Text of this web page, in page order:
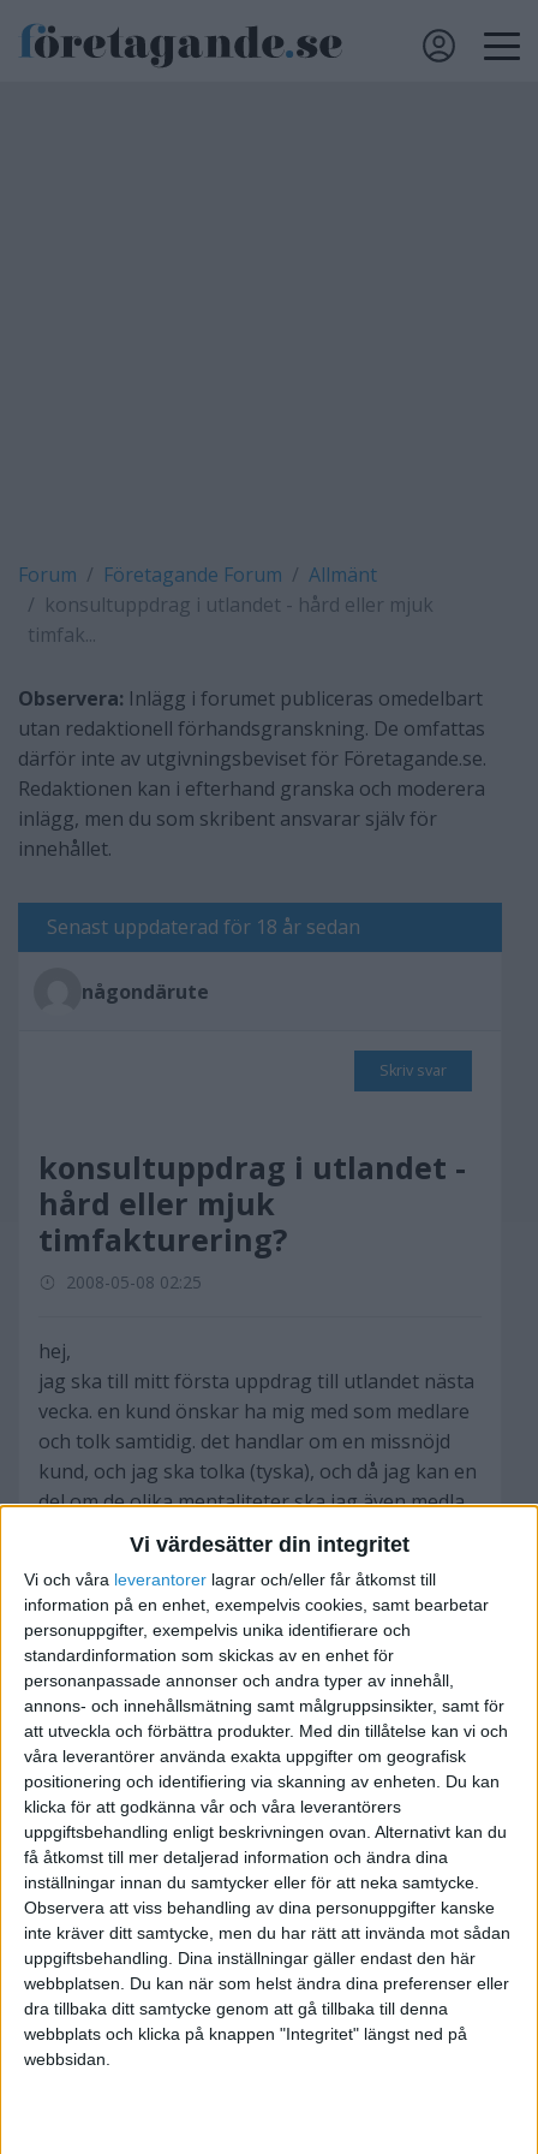
Vi värdesätter din integritet
Vi och våra leverantorer lagrar och/eller får åtkomst till
information på en enhet, exempelvis cookies, samt bearbetar
personuppgifter, exempelvis unika identifierare och
standardinformation som skickas av en enhet för
personanpassade annonser och andra typer av innehåll,
annons- och innehållsmätning samt målgruppsinsikter, samt för
att utveckla och förbättra produkter. Med din tillåtelse kan vi och
våra leverantörer använda exakta uppgifter om geografisk
positionering och identifiering via skanning av enheten. Du kan
klicka för att godkänna vår och våra leverantörers
uppgiftsbehandling enligt beskrivningen ovan. Alternativt kan du
få åtkomst till mer detaljerad information och ändra dina
inställningar innan du samtycker eller för att neka samtycke.
Observera att viss behandling av dina personuppgifter kanske
inte kräver ditt samtycke, men du har rätt att invända mot sådan
uppgiftsbehandling. Dina inställningar gäller endast den här
webbplatsen. Du kan när som helst ändra dina preferenser eller
dra tillbaka ditt samtycke genom att gå tillbaka till denna
webbplats och klicka på knappen "Integritet" längst ned på
webbsidan.
Forum Företagande Forum
Allmänt
konsultuppdrag i utlandet - hård eller mjuk
timfak...
Observera: Inlägg i forumet publiceras omedelbart
utan redaktionell förhandsgranskning. De omfattas
därför inte av utgivningsbeviset för Företagande.se.
Redaktionen kan i efterhand granska och moderera
inlägg, men du som skribent ansvarar själv för
innehållet.
Senast uppdaterad för 18 år sedan
någondärute
Skriv svar
konsultuppdrag i utlandet -
hård eller mjuk
timfakturering?
2008-05-08 02:25
hej,
jag ska till mitt första uppdrag till utlandet nästa
vecka. en kund önskar ha mig med som medlare
och tolk samtidig. det handlar om en missnöjd
kund, och jag ska tolka (tyska), och då jag kan en
del om de olika mentaliteter ska jag även medla
mellan dem, då parterna verkar inte helt överens
normalt har jag alltid fakturerad dem per timme.
men nu handlar det om två hela dagar (resa &
boende & mat betalas av uppdragsgivaren).
självfallet är det inte arbete 24h om dagen, men
jag är ju ändå inte hemma för att kunna sköta
mitt resterande arbete...
så hur brukar man göra i sverige? fakturera 48h
i klump eller 8h/dag plus ett belopp för
utlandsinsats? jag minns tyvärr inte min
konsulttid i tyskland hur företaget jag jobbade
för då gjorde.
svara gärna omgående, ska lämna mitt förslag i
dagarna.